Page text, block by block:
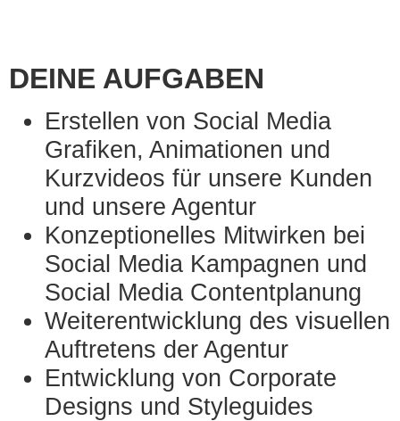
DEINE AUFGABEN
Erstellen von Social Media
Grafiken, Animationen und
Kurzvideos für unsere Kunden
und unsere Agentur
Konzeptionelles Mitwirken bei
Social Media Kampagnen und
Social Media Contentplanung
Weiterentwicklung des visuellen
Auftretens der Agentur
Entwicklung von Corporate
Designs und Styleguides